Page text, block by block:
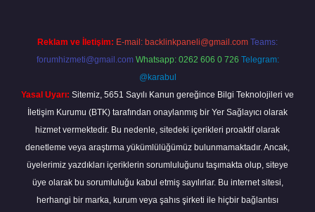
Reklam ve İletişim: E-mail: backlinkpaneli@gmail.com Teams:
forumhizmeti@gmail.com Whatsapp: 0262 606 0 726 Telegram:
@karabul
Yasal Uyarı: Sitemiz, 5651 Sayılı Kanun gereğince Bilgi Teknolojileri ve
İletişim Kurumu (BTK) tarafından onaylanmış bir Yer Sağlayıcı olarak
hizmet vermektedir. Bu nedenle, sitedeki içerikleri proaktif olarak
denetleme veya araştırma yükümlülüğümüz bulunmamaktadır. Ancak,
üyelerimiz yazdıkları içeriklerin sorumluluğunu taşımakta olup, siteye
üye olarak bu sorumluluğu kabul etmiş sayılırlar. Bu internet sitesi,
herhangi bir marka, kurum veya şahıs şirketi ile hiçbir bağlantısı